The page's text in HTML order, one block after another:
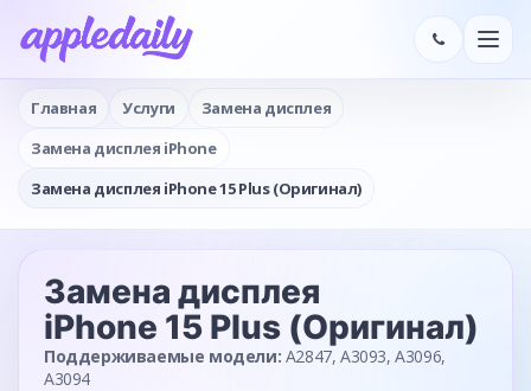
Главная Услуги
Замена дисплея
Замена дисплея iPhone
Замена дисплея iPhone 15 Plus (Оригинал)
Замена дисплея
iPhone 15 Plus (Оригинал)
Поддерживаемые модели: A2847, A3093, A3096,
A3094